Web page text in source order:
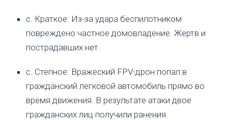
с. Краткое: Из-за удара беспилотником
повреждено частное домовладение. Жертв и
пострадавших нет.
с. Степное: Вражеский FPV-дрон попал в
гражданский легковой автомобиль прямо во
время движения. В результате атаки двое
гражданских лиц получили ранения.